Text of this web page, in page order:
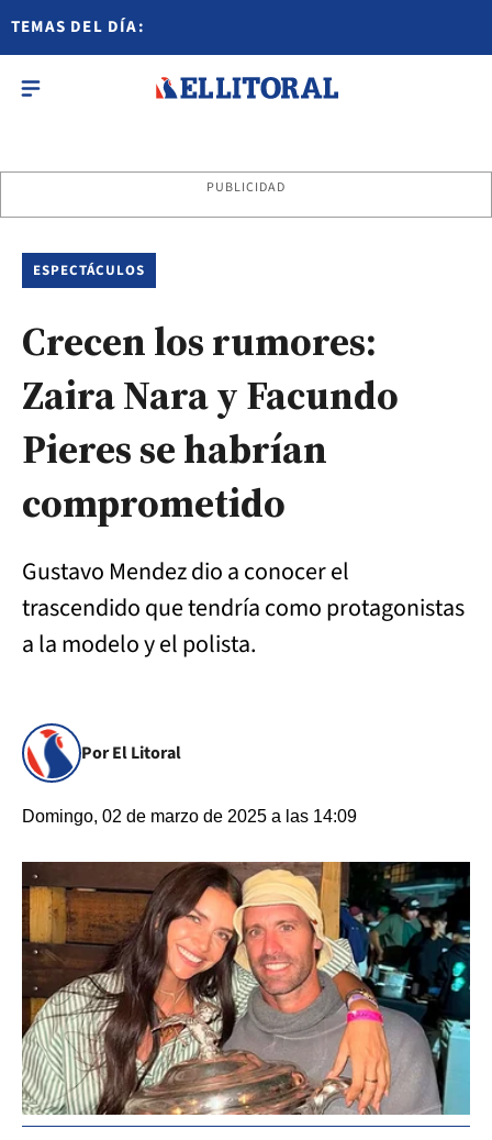
TEMAS DEL DÍA:
PUBLICIDAD
ESPECTÁCULOS
Crecen los rumores:
Zaira Nara y Facundo
Pieres se habrían
comprometido
Gustavo Mendez dio a conocer el
trascendido que tendría como protagonistas
a la modelo y el polista.
Por El Litoral
Domingo, 02 de marzo de 2025 a las 14:09